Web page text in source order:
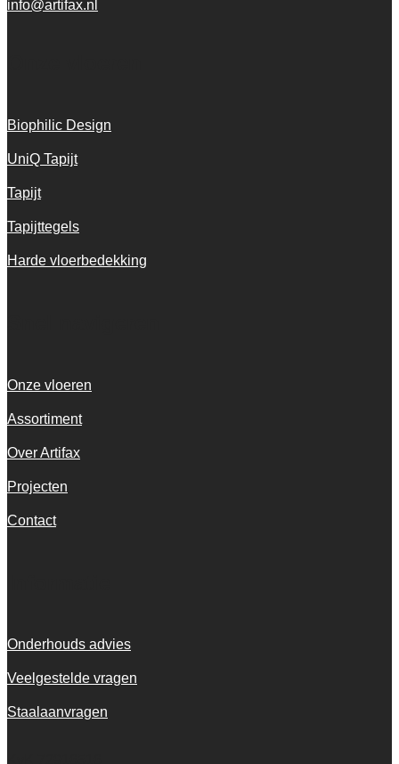
info@artifax.nl
Biophilic Design
UniQ Tapijt
Tapijt
Tapijttegels
Harde vloerbedekking
Onze vloeren
Assortiment
Over Artifax
Projecten
Contact
Onderhouds advies
Veelgestelde vragen
Staalaanvragen